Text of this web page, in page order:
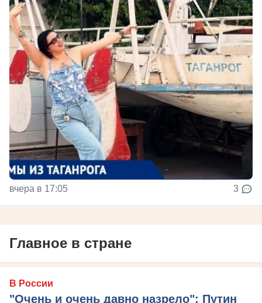
вчера в 17:05 3
Главное в стране
В России
"Очень и очень давно назрело": Путин